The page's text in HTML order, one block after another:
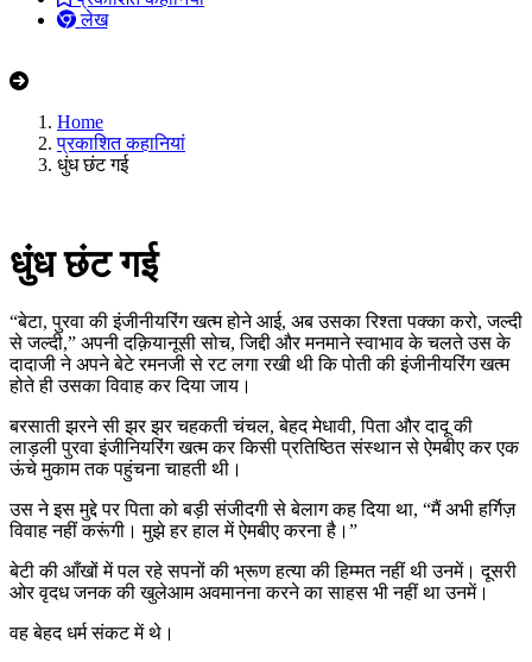
लेख
Home
प्रकाशित कहानियां
धुंध छंट गई
धुंध छंट गई
“बेटा, पुरवा की इंजीनीयरिंग खत्म होने आई, अब उसका रिश्ता पक्का करो, जल्दी
से जल्दी,” अपनी दक़ियानूसी सोच, जिद्दी और मनमाने स्वाभाव के चलते उस के
दादाजी ने अपने बेटे रमनजी से रट लगा रखी थी कि पोती की इंजीनीयरिंग खत्म
होते ही उसका विवाह कर दिया जाय।
बरसाती झरने सी झर झर चहकती चंचल, बेहद मेधावी, पिता और दादू की
लाड़ली पुरवा इंजीनियरिंग खत्म कर किसी प्रतिष्ठित संस्थान से ऐमबीए कर एक
ऊंचे मुकाम तक पहुंचना चाहती थी।
उस ने इस मुद्दे पर पिता को बड़ी संजीदगी से बेलाग कह दिया था, “मैं अभी हर्गिज़
विवाह नहीं करूंगी। मुझे हर हाल में ऐमबीए करना है।”
बेटी की आँखों में पल रहे सपनों की भ्रूण हत्या की हिम्मत नहीं थी उनमें। दूसरी
ओर वृदध जनक की खुलेआम अवमानना करने का साहस भी नहीं था उनमें।
वह बेहद धर्म संकट में थे।